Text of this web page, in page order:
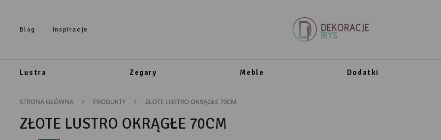
Blog Inspiracje
Lustra Zegary Meble Dodatki
STRONA GŁÓWNA PRODUKTY ZŁOTE LUSTRO OKRĄGŁE 70CM
ZŁOTE LUSTRO OKRĄGŁE 70CM